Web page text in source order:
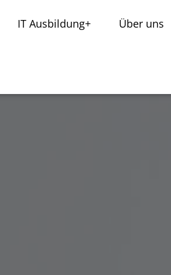
IT Ausbildung+
Über uns